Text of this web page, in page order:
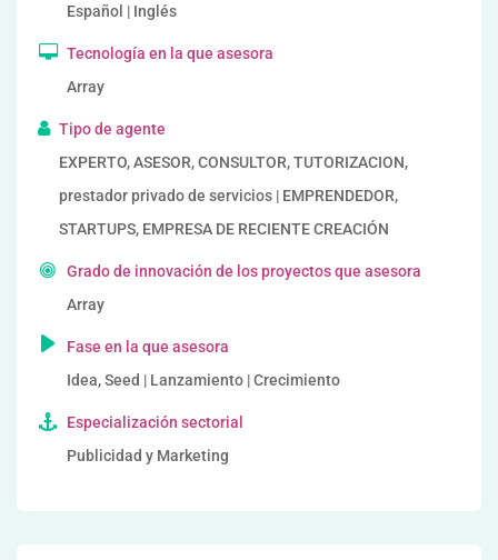
Español | Inglés
Tecnología en la que asesora
Array
Tipo de agente
EXPERTO, ASESOR, CONSULTOR, TUTORIZACION,
prestador privado de servicios | EMPRENDEDOR,
STARTUPS, EMPRESA DE RECIENTE CREACIÓN
Grado de innovación de los proyectos que asesora
Array
Fase en la que asesora
Idea, Seed | Lanzamiento | Crecimiento
Especialización sectorial
Publicidad y Marketing